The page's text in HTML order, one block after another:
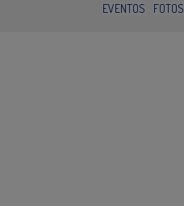
EVENTOS FOTOS